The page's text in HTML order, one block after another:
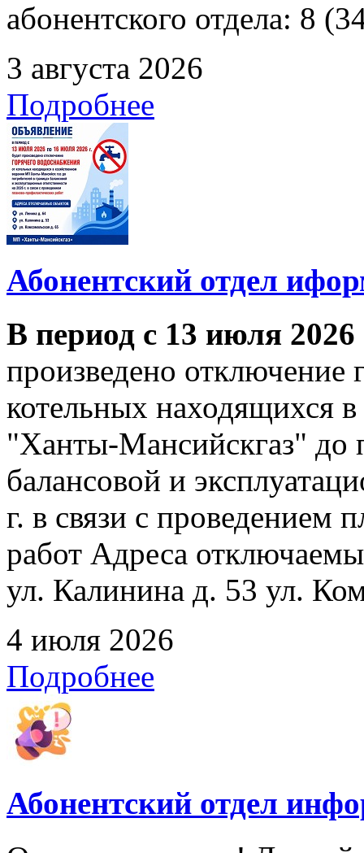
абонентского отдела: 8
3 августа 2026
Подробнее
Абонентский отдел
В период с 13 июля
произведено отключение
котельных находящихся
"Ханты-Мансийскгаз" до
балансовой и
г. в связи с проведением
работ Адреса
ул. Калинина д. 53 ул.
4 июля 2026
Подробнее
Абонентский отдел